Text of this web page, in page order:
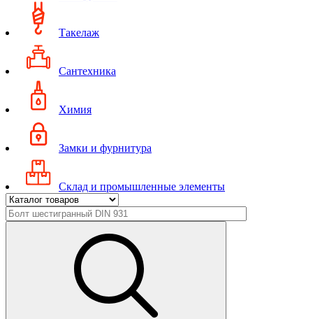
Такелаж
Сантехника
Химия
Замки и фурнитура
Склад и промышленные элементы